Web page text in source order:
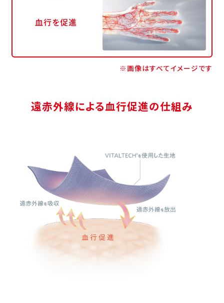
血行を促進
※画像はすべてイメージです
遠赤外線による血行促進の仕組み